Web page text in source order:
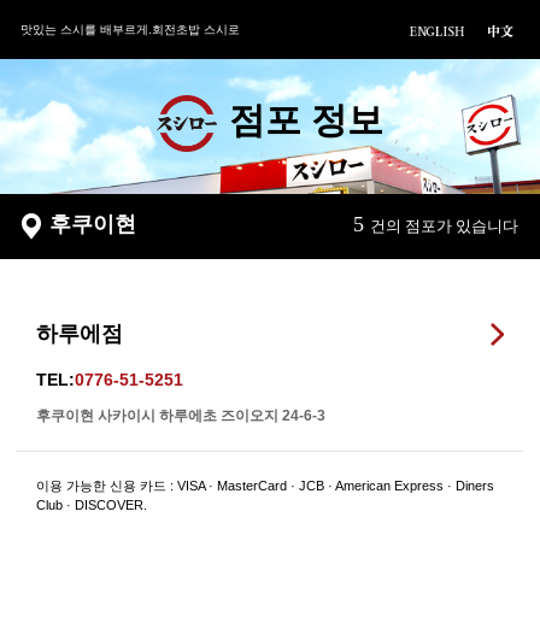
맛있는 스시를 배부르게.회전초밥 스시로
점포 정보
후쿠이현 5 건의 점포가 있습니다
하루에점
TEL:0776-51-5251
후쿠이현 사카이시 하루에초 즈이오지 24-6-3
이용 가능한 신용 카드 : VISA · MasterCard · JCB · American Express · Diners
Club · DISCOVER.